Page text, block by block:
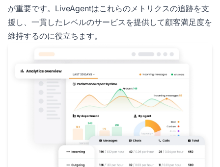
が重要です。LiveAgentはこれらのメトリクスの追跡を支
援し、一貫したレベルのサービスを提供して顧客満足度を
維持するのに役立ちます。